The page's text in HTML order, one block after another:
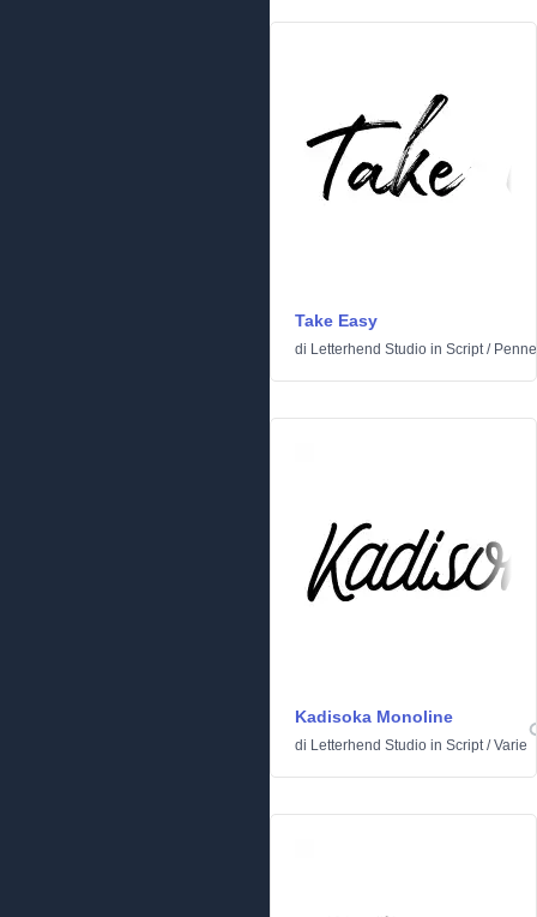
Take Easy
di Letterhend Studio in Script/
Kadisoka Monoline
di Letterhend Studio in Script/Varie